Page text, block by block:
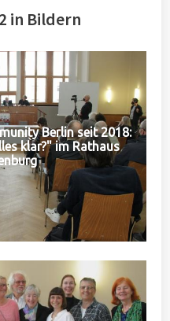
in Bildern
Berlin seit 2018:
klar?" im Rathaus